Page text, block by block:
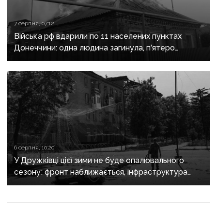
7 серпня, 07:12
Війська рф вдарили по 11 населених пунктах
Донеччини: одна людина загинула, п’ятеро
поранені
6 серпня, 10:20
У Дружківці цієї зими не буде опалювального
сезону: фронт наближається, інфраструктура
критично зруйнована